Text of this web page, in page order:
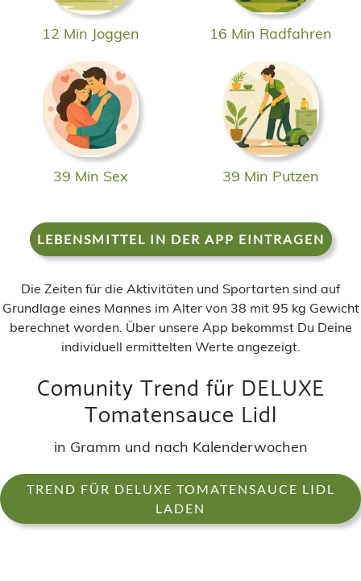
12 Min Joggen 16 Min Radfahren
39 Min Sex 39 Min Putzen
LEBENSMITTEL IN DER APP EINTRAGEN
Die Zeiten für die Aktivitäten und Sportarten sind auf
Grundlage eines Mannes im Alter von 38 mit 95 kg Gewicht
berechnet worden. Über unsere App bekommst Du Deine
individuell ermittelten Werte angezeigt.
Comunity Trend für DELUXE
Tomatensauce Lidl
in Gramm und nach Kalenderwochen
TREND FÜR DELUXE TOMATENSAUCE LIDL
LADEN